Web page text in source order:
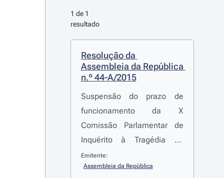
1 de 1
resultado
Resolução da
Assembleia da República
n.º 44-A/2015
Suspensão do prazo de
funcionamento da X
Comissão Parlamentar de
Inquérito à Tragédia de
Camarate
Emitente:
Assembleia da República